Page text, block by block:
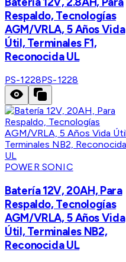
Respaldo, Tecnologías
AGM/VRLA, 5 Años Vida
Útil, Terminales F1,
Reconocida UL
PS-1228PS-1228
POWER SONIC
Batería 12V, 20AH, Para
Respaldo, Tecnologías
AGM/VRLA, 5 Años Vida
Útil, Terminales NB2,
Reconocida UL